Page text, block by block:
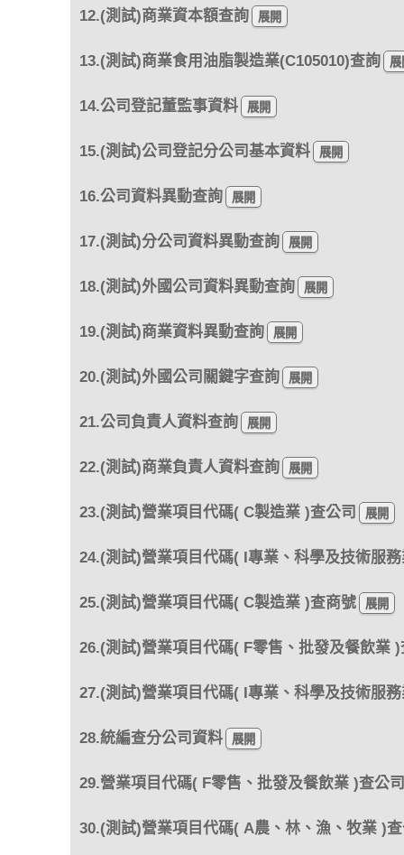
12.(測試)商業資本額查詢
13.(測試)商業食用油脂製造業(C105010)查詢
14.公司登記董監事資料
15.(測試)公司登記分公司基本資料
16.公司資料異動查詢
17.(測試)分公司資料異動查詢
18.(測試)外國公司資料異動查詢
19.(測試)商業資料異動查詢
20.(測試)外國公司關鍵字查詢
21.公司負責人資料查詢
22.(測試)商業負責人資料查詢
23.(測試)營業項目代碼( C製造業 )查公司
24.(測試)營業項目代碼( I專業、科學及技術服
25.(測試)營業項目代碼( C製造業 )查商號
26.(測試)營業項目代碼( F零售、批發及餐飲業 )
27.(測試)營業項目代碼( I專業、科學及技術服
28.統編查分公司資料
29.營業項目代碼( F零售、批發及餐飲業 )查公司
30.(測試)營業項目代碼( A農、林、漁、牧業 )